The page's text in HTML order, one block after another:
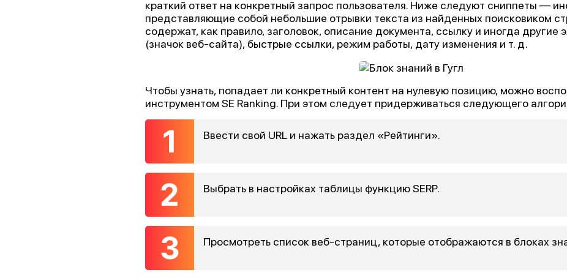
краткий ответ на конкретный запрос пользователя. Ниже следуют сниппеты —
представляющие собой небольшие отрывки текста из найденных поисковиком
содержат, как правило, заголовок, описание документа, ссылку и иногда
(значок веб-сайта), быстрые ссылки, режим работы, дату изменения и т. д.
Чтобы узнать, попадает ли конкретный контент на нулевую позицию, можно
инструментом SE Ranking. При этом следует придерживаться следующего
Ввести свой URL и нажать раздел «Рейтинги».
Выбрать в настройках таблицы функцию SERP.
Просмотреть список веб-страниц, которые отображаются в блоках